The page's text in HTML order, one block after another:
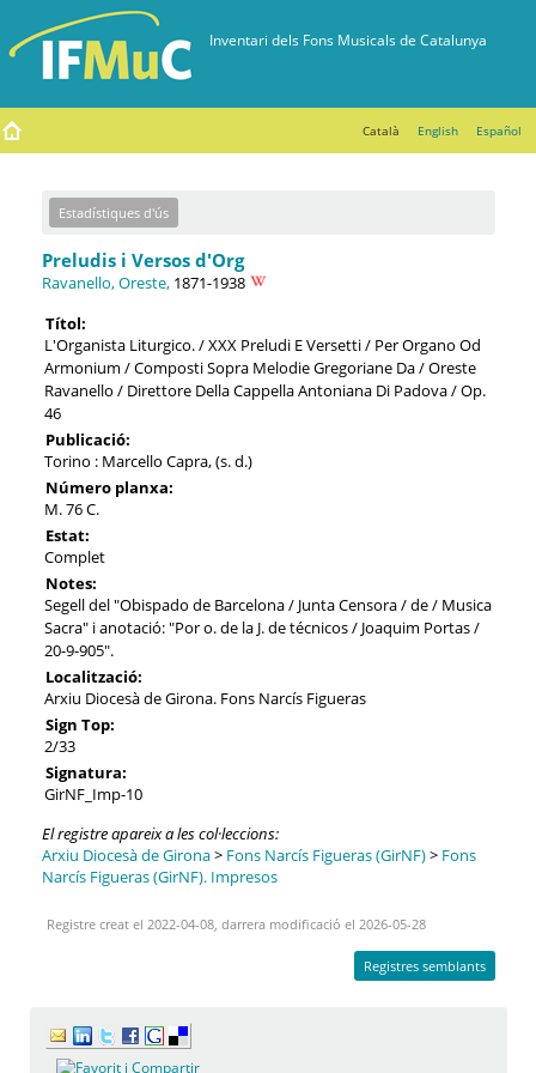
Català English Español
Estadístiques d'ús
Preludis i Versos d'Org
Ravanello, Oreste,1871-1938
Títol:
L'Organista Liturgico. / XXX Preludi E Versetti / Per Organo Od
Armonium / Composti Sopra Melodie Gregoriane Da / Oreste
Ravanello / Direttore Della Cappella Antoniana Di Padova / Op.
46
Publicació:
Torino : Marcello Capra, (s. d.)
Número planxa:
M. 76 C.
Estat:
Complet
Notes:
Segell del "Obispado de Barcelona / Junta Censora / de / Musica
Sacra" i anotació: "Por o. de la J. de técnicos / Joaquim Portas /
20-9-905".
Localització:
Arxiu Diocesà de Girona. Fons Narcís Figueras
Sign Top:
2/33
Signatura:
GirNF_Imp-10
El registre apareix a les col·leccions:
Arxiu Diocesà de Girona> Fons Narcís Figueras (GirNF)> Fons
Narcís Figueras (GirNF). Impresos
Registre creat el 2022-04-08, darrera modificació el 2026-05-28
Registres semblants